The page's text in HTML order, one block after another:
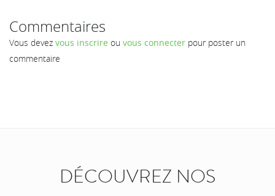
Commentaires
Vous devez vous inscrire ou vous connecter pour poster un
commentaire
DÉCOUVREZ NOS